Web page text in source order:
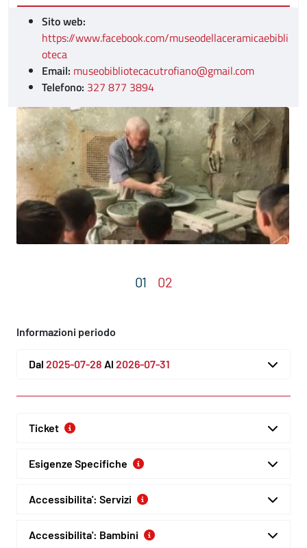
Sito web:
https://www.facebook.com/museodellaceramicaebibli
oteca
Email: museobibliotecacutrofiano@gmail.com
Telefono: 327 877 3894
Informazioni periodo
Dal 2025-07-28 Al 2026-07-31
Ticket
Esigenze Specifiche
Accessibilita': Servizi
Accessibilita': Bambini